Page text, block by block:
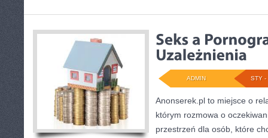
STY -
ADMIN
Anonserek.pl to miejsce o
którym rozmowa o
przestrzeń dla osób, które